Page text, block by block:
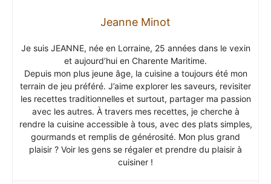
Jeanne Minot
Je suis JEANNE, née en Lorraine, 25 années dans le vexin
et aujourd’hui en Charente Maritime.
Depuis mon plus jeune âge, la cuisine a toujours été mon
terrain de jeu préféré. J’aime explorer les saveurs, revisiter
les recettes traditionnelles et surtout, partager ma passion
avec les autres. À travers mes recettes, je cherche à
rendre la cuisine accessible à tous, avec des plats simples,
gourmands et remplis de générosité. Mon plus grand
plaisir ? Voir les gens se régaler et prendre du plaisir à
cuisiner !